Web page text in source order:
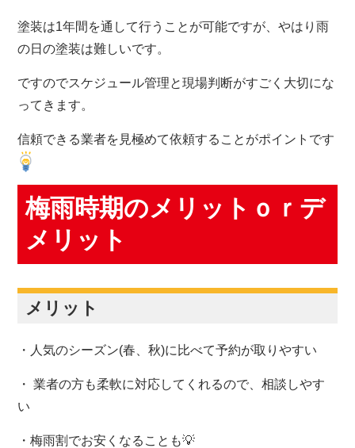
塗装は1年間を通して行うことが可能ですが、やはり雨
の日の塗装は難しいです。
ですのでスケジュール管理と現場判断がすごく大切にな
ってきます。
信頼できる業者を見極めて依頼することがポイントです
梅雨時期のメリットｏｒデ
メリット
メリット
・人気のシーズン(春、秋)に比べて予約が取りやすい
・ 業者の方も柔軟に対応してくれるので、相談しやす
い
・梅雨割でお安くなることも💡